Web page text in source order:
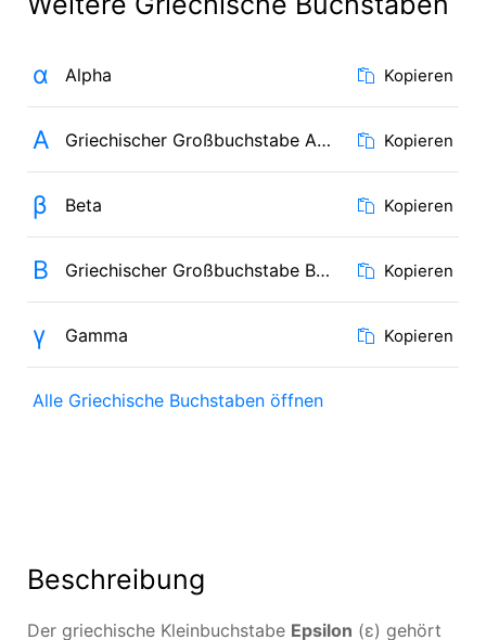
α Alpha Kopieren
Α Griechischer Großbuchstabe Alpha Kopieren
β Beta Kopieren
Β Griechischer Großbuchstabe Beta Kopieren
γ Gamma Kopieren
Alle Griechische Buchstaben öffnen
Beschreibung
Der griechische Kleinbuchstabe Epsilon (ε) gehört